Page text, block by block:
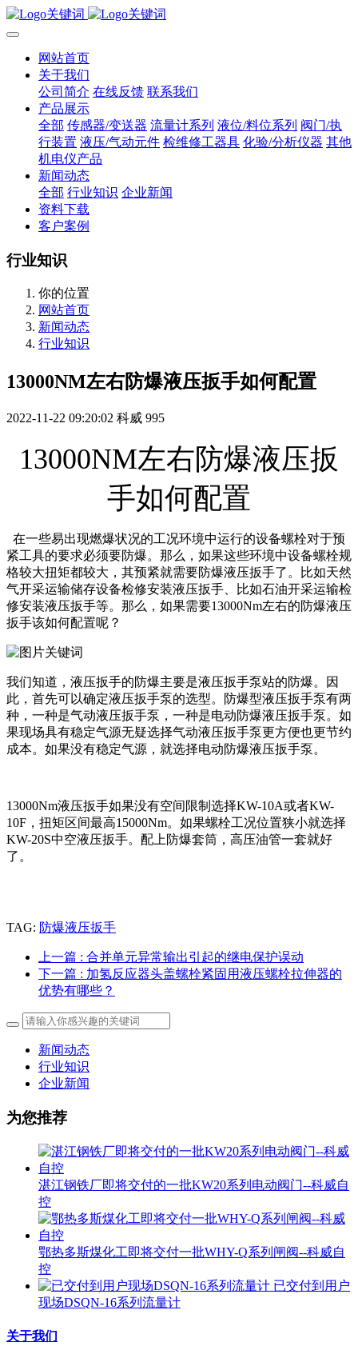
网站首页
关于我们
公司简介 在线反馈 联系我们
产品展示
全部 传感器/变送器 流量计系列 液位/料位系列 阀门/执
行装置 液压/气动元件 检维修工器具 化验/分析仪器 其他
机电仪产品
新闻动态
全部 行业知识 企业新闻
资料下载
客户案例
行业知识
你的位置
网站首页
新闻动态
行业知识
13000NM左右防爆液压扳手如何配置
2022-11-22 09:20:02 科威 995
13000NM左右防爆液压扳
手如何配置
在一些易出现燃爆状况的工况环境中运行的设备螺栓对于预
紧工具的要求必须要防爆。那么，如果这些环境中设备螺栓规
格较大扭矩都较大，其预紧就需要防爆液压扳手了。比如天然
气开采运输储存设备检修安装液压扳手、比如石油开采运输检
修安装液压扳手等。那么，如果需要13000Nm左右的防爆液压
扳手该如何配置呢？
我们知道，液压扳手的防爆主要是液压扳手泵站的防爆。因
此，首先可以确定液压扳手泵的选型。防爆型液压扳手泵有两
种，一种是气动液压扳手泵，一种是电动防爆液压扳手泵。如
果现场具有稳定气源无疑选择气动液压扳手泵更方便也更节约
成本。如果没有稳定气源，就选择电动防爆液压扳手泵。
13000Nm液压扳手如果没有空间限制选择KW-10A或者KW-
10F，扭矩区间最高15000Nm。如果螺栓工况位置狭小就选择
KW-20S中空液压扳手。配上防爆套筒，高压油管一套就好
了。
TAG: 防爆液压扳手
上一篇 : 合并单元异常输出引起的继电保护误动
下一篇 : 加氢反应器头盖螺栓紧固用液压螺栓拉伸器的
优势有哪些？
新闻动态
行业知识
企业新闻
为您推荐
湛江钢铁厂即将交付的一批KW20系列电动阀门--科威自
控
鄂热多斯煤化工即将交付一批WHY-Q系列闸阀--科威自
控
已交付到用户
现场DSQN-16系列流量计
关于我们